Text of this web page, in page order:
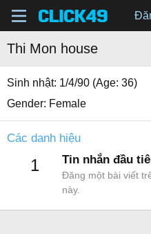
Thi Mon house
Sinh nhật 1/4/90 (Age: 36)
Gender Female
Các danh hiệu
1 Tin nhắn đầu
Đăng một bài viết
này.